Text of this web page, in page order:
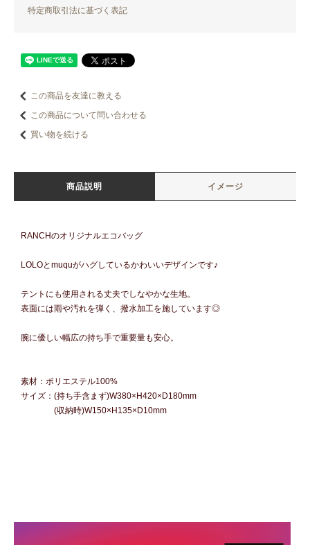
特定商取引法に基づく表記
この商品を友達に教える
この商品について問い合わせる
買い物を続ける
商品説明 イメージ
RANCHのオリジナルエコバッグ
LOLOとmuquがハグしているかわいいデザインです♪
テントにも使用される丈夫でしなやかな生地。
表面には雨や汚れを弾く、撥水加工を施しています◎
腕に優しい幅広の持ち手で重要量も安心。
素材：ポリエステル100%
サイズ：(持ち手含まず)W380×H420×D180mm
(収納時)W150×H135×D10mm